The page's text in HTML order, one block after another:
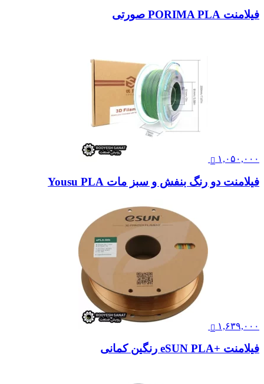
فیلامنت PORIMA PLA صورتی
۱,۰۵۰,۰۰۰
فیلامنت دو رنگ بنفش و سبز مات Yousu PLA
۱,۶۳۹,۰۰۰
فیلامنت +eSUN PLA رنگین کمانی